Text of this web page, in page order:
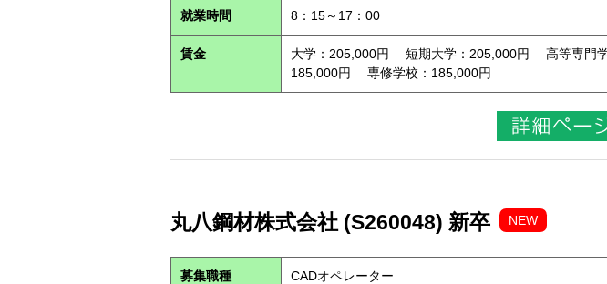
就業時間 8：15～17：00
賃金
大学：205,000円 短期大学：205,000円 高等専門学
185,000円 専修学校：185,000円
丸八鋼材株式会社 (S260048) 新卒 NEW
募集職種 CADオペレーター